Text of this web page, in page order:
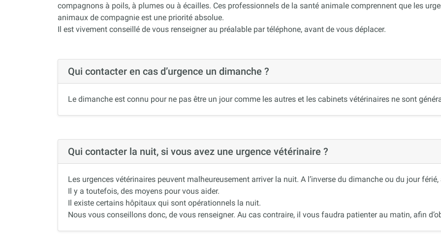
compagnons à poils, à plumes ou à écailles. Ces professionnels de la santé animale comprennent que les
animaux de compagnie est une priorité absolue.
Il est vivement conseillé de vous renseigner au préalable par téléphone, avant de vous déplacer.
Qui contacter en cas d’urgence un dimanche ?
Le dimanche est connu pour ne pas être un jour comme les autres et les cabinets vétérinaires ne sont
Qui contacter la nuit, si vous avez une urgence vétérinaire ?
Les urgences vétérinaires peuvent malheureusement arriver la nuit. A l’inverse du dimanche ou du jour
Il y a toutefois, des moyens pour vous aider.
Il existe certains hôpitaux qui sont opérationnels la nuit.
Nous vous conseillons donc, de vous renseigner. Au cas contraire, il vous faudra patienter au matin, afin